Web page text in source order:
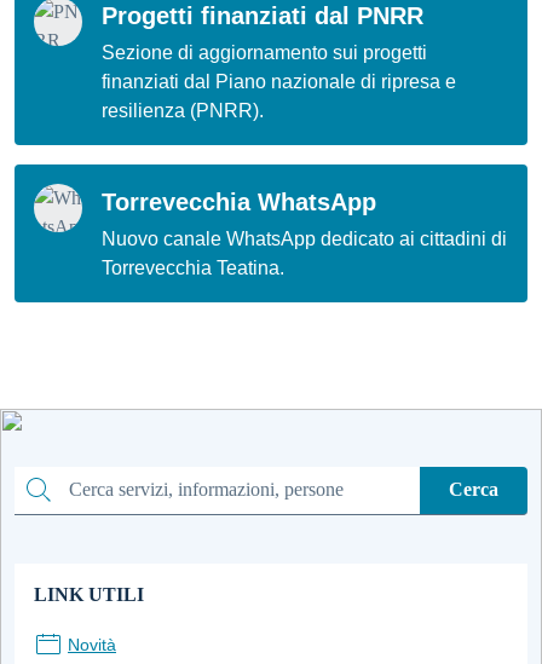
Progetti finanziati dal PNRR
Sezione di aggiornamento sui progetti
finanziati dal Piano nazionale di ripresa e
resilienza (PNRR).
Torrevecchia WhatsApp
Nuovo canale WhatsApp dedicato ai cittadini di
Torrevecchia Teatina.
Cerca
Cerca
LINK UTILI
Novità